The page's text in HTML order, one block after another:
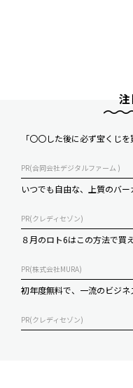
「〇〇した後に必ず宝くじ
PR(合同会社デジタルファーム )
いつでも自由な、上質のバー
PR(クレディセゾン)
８月のロト6はこの方法で買
PR(株式会社MURA)
初年度無料で、一流のビジネ
PR(クレディセゾン)